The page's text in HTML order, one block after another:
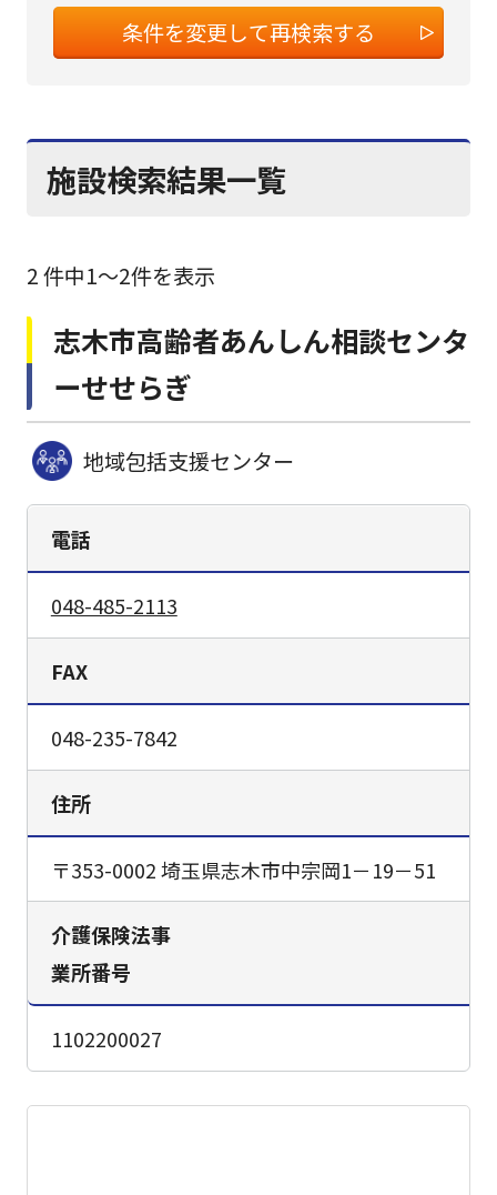
条件を変更して再検索する
施設検索結果一覧
2 件中1〜2件を表示
志木市高齢者あんしん相談センタ
ーせせらぎ
地域包括支援センター
電話
048-485-2113
FAX
048-235-7842
住所
〒353-0002 埼玉県志木市中宗岡1－19－51
介護保険法事
業所番号
1102200027